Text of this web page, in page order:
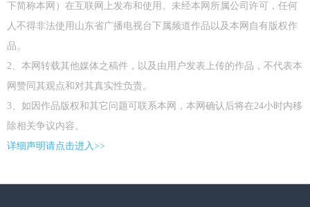
下简称本网）在互联网上发布和使用。未经本网所属公司许可，任何
人不得非法使用山东省广播电视台下属频道作品以及本网自有版权作
品。
2、本网转载其他媒体之稿件，以及由用户发表上传的作品，不代表本
网赞同其观点和对其真实性负责。
3、如因作品版权和其它问题可联系本网，本网确认后将在24小时内移
除相关争议内容。
详细声明请点击进入>>